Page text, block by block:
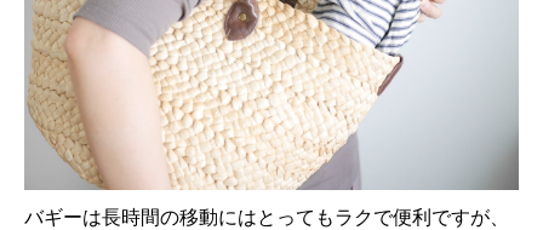
バギーは長時間の移動にはとってもラクで便利ですが、